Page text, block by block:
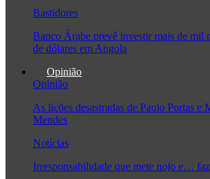
Bastidores
Banco Árabe prevê investir mais de mil
de dólares em Angola
Opinião
Opinião
As lições desastradas de Paulo Portas e
Mendes
Notícias
Irresponsabilidade que mete nojo e…